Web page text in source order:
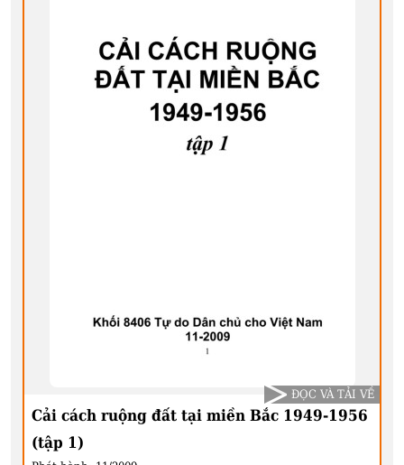
Cải cách ruộng đất tại miền Bắc 1949-1956
(tập 1)
ĐỌC VÀ TẢI VỀ